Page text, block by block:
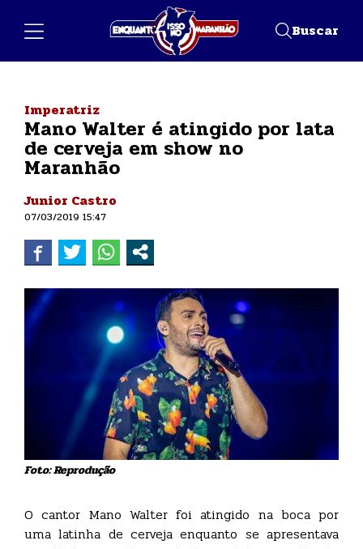
Buscar
Imperatriz
Mano Walter é atingido por lata
de cerveja em show no
Maranhão
Junior Castro
07/03/2019 15:47
Foto: Reprodução
O cantor Mano Walter foi atingido na boca por
uma latinha de cerveja enquanto se apresentava